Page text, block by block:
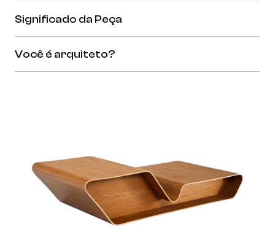
Significado da Peça
Você é arquiteto?